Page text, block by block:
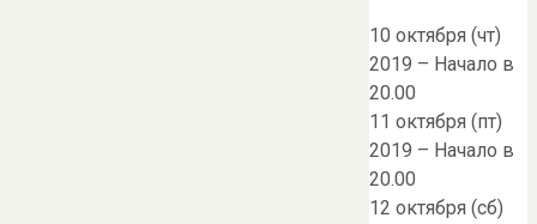
10 октября (чт)
2019 – Начало в
20.00
11 октября (пт)
2019 – Начало в
20.00
12 октября (сб)